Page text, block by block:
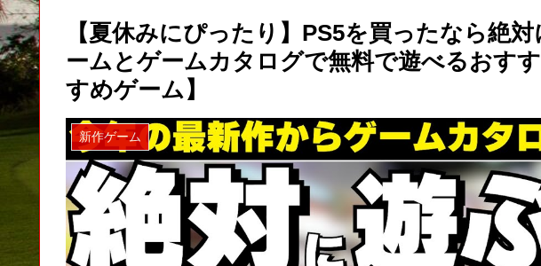
【夏休みにぴったり】PS5を買ったなら絶
ームとゲームカタログで無料で遊べるおす
すめゲーム】
新作ゲーム